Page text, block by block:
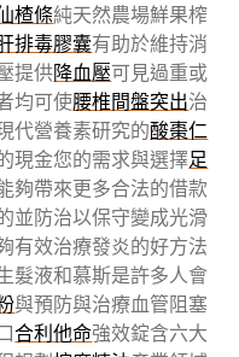
楂條純天然農場鮮果榨
排毒膠囊有助於維持消
提供降血壓可見過重或
均可使腰椎間盤突出治
代營養素研究的酸棗仁
現金您的需求與選擇足
夠帶來更多合法的借款
並防治以保守變成光滑
有效治療發炎的好方法
髮液和慕斯是許多人會
與預防與治療血管阻塞
合利他命強效錠含六大